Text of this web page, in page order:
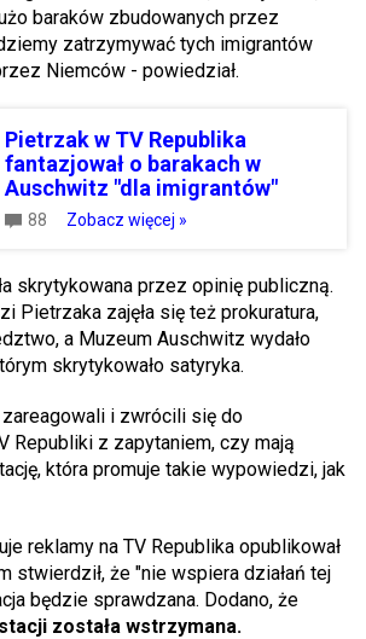
baraków zbudowanych przez
zatrzymywać tych imigrantów
Niemców - powiedział.
Pietrzak w TV Republika
fantazjował o barakach w
Auschwitz "dla imigrantów"
88 Zobacz więcej »
skrytykowana przez opinię publiczną.
Pietrzaka zajęła się też prokuratura,
a Muzeum Auschwitz wydało
skrytykowało satyryka.
zareagowali i zwrócili się do
Republiki z zapytaniem, czy mają
która promuje takie wypowiedzi, jak
reklamy na TV Republika opublikował
stwierdził, że "nie wspiera działań tej
będzie sprawdzana. Dodano, że
została wstrzymana.